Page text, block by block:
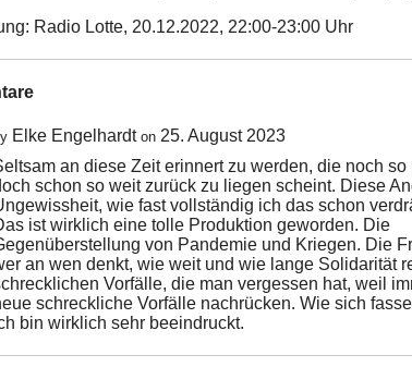
Radio Lotte, 20.12.2022, 22:00-23:00 Uhr
Elke Engelhardt on 25. August 2023
an diese Zeit erinnert zu werden, die noch so
schon so weit zurück zu liegen scheint. Diese
wie fast vollständig ich das schon
ist wirklich eine tolle Produktion geworden. Die
von Pandemie und Kriegen. Die
an wen denkt, wie weit und wie lange Solidarität
Vorfälle, die man vergessen hat, weil
schreckliche Vorfälle nachrücken. Wie sich
bin wirklich sehr beeindruckt.